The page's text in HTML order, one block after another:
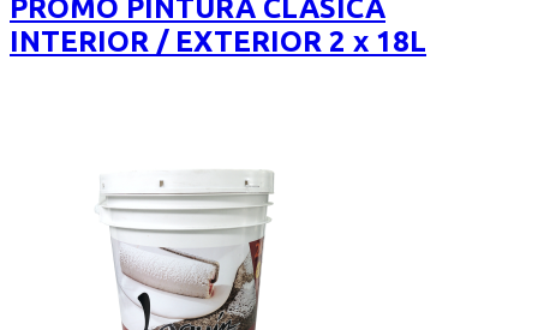
$5.500.$4.400.
PROMO PINTURA CLÁSICA
INTERIOR / EXTERIOR 2 x 18L